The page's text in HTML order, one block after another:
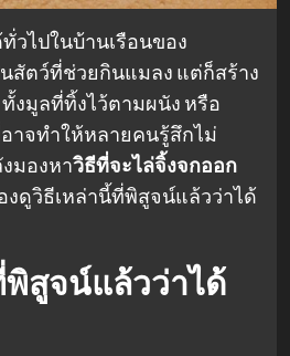
วไปในบ้านเรือนของ
สัตว์ที่ช่วยกินแมลง แต่ก็สร้าง
งมูลที่ทิ้งไว้ตามผนัง หรือ
าจทำให้หลายคนรู้สึกไม่
มองหาวิธีที่จะไล่จิ้งจกออก
งดูวิธีเหล่านี้ที่พิสูจน์แล้วว่าได้
สูจน์แล้วว่าได้